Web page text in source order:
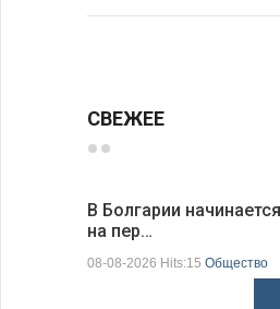
СВЕЖЕЕ
В Болгарии
на пер…
08-08-2026 Hits:15 Общество